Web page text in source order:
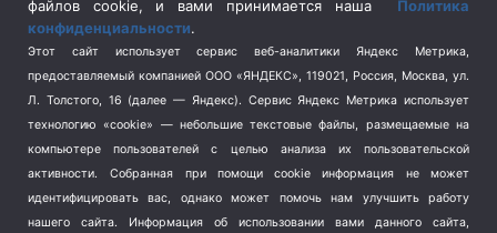
Спецоперация на Украине
(404)
Спорт (740)
Терроризм (1)
Транспорт (262)
Туризм (178)
Флот (76)
файлов cookie, и вами принимается наша Политика
конфиденциальности.
Этот сайт использует сервис веб-аналитики Яндекс Метрика,
предоставляемый компанией ООО «ЯНДЕКС», 119021, Россия, Москва, ул.
Л. Толстого, 16 (далее — Яндекс). Сервис Яндекс Метрика использует
технологию «cookie» — небольшие текстовые файлы, размещаемые на
компьютере пользователей с целью анализа их пользовательской
активности.
Собранная при помощи cookie информация не может
идентифицировать вас, однако может помочь нам улучшить работу
нашего сайта. Информация об использовании вами данного сайта,